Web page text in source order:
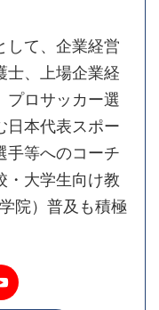
して、企業経営
士、上場企業経
プロサッカー選
日本代表スポー
手等へのコーチ
・大学生向け教
院）普及も積極